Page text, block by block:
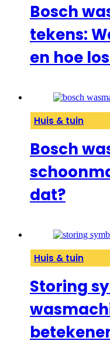
Bosch
tekens:
en hoe
Huis & tuin
Bosch
dat?
Huis & tuin
Storing